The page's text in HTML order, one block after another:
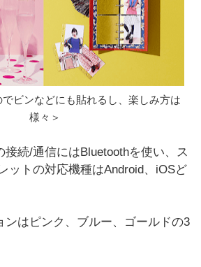
ビンなどにも貼れるし、楽しみ方は
様々＞
接続/通信にはBluetoothを使い、ス
ットの対応機種はAndroid、iOSど
ンはピンク、ブルー、ゴールドの3